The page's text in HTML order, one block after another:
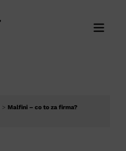
> Malfini – co to za firma?